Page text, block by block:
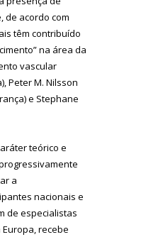
de acordo com
têm contribuído
na área da
vascular
Peter M. Nilsson
e Stephane
teórico e
a
nacionais e
de especialistas
recebe